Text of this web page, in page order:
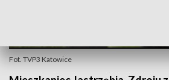
Fot. TVP3 Katowice